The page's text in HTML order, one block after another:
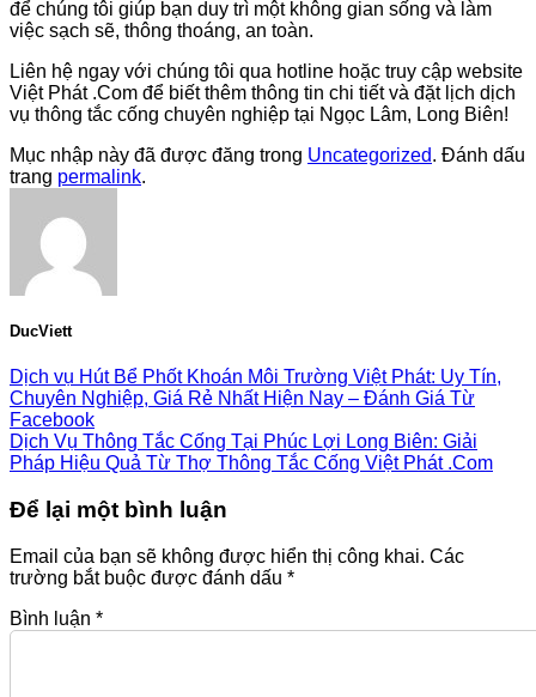
để chúng tôi giúp bạn duy trì một không gian sống và làm
việc sạch sẽ, thông thoáng, an toàn.
Liên hệ ngay với chúng tôi qua hotline hoặc truy cập website
Việt Phát .Com để biết thêm thông tin chi tiết và đặt lịch dịch
vụ thông tắc cống chuyên nghiệp tại Ngọc Lâm, Long Biên!
Mục nhập này đã được đăng trong Uncategorized. Đánh dấu
trang permalink.
DucViett
Dịch vụ Hút Bể Phốt Khoán Môi Trường Việt Phát: Uy Tín,
Chuyên Nghiệp, Giá Rẻ Nhất Hiện Nay – Đánh Giá Từ
Facebook
Dịch Vụ Thông Tắc Cống Tại Phúc Lợi Long Biên: Giải
Pháp Hiệu Quả Từ Thợ Thông Tắc Cống Việt Phát .Com
Để lại một bình luận
Email của bạn sẽ không được hiển thị công khai. Các
trường bắt buộc được đánh dấu *
Bình luận *